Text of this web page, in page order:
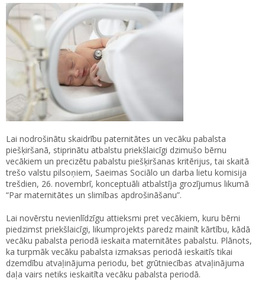
Lai nodrošinātu skaidrību paternitātes un vecāku pabalsta
piešķiršanā, stiprinātu atbalstu priekšlaicīgi dzimušo bērnu
vecākiem un precizētu pabalstu piešķiršanas kritērijus, tai skaitā
trešo valstu pilsoņiem, Saeimas Sociālo un darba lietu komisija
trešdien, 26. novembrī, konceptuāli atbalstīja grozījumus likumā
“Par maternitātes un slimības apdrošināšanu”.
Lai novērstu nevienlīdzīgu attieksmi pret vecākiem, kuru bērni
piedzimst priekšlaicīgi, likumprojekts paredz mainīt kārtību, kādā
vecāku pabalsta periodā ieskaita maternitātes pabalstu. Plānots,
ka turpmāk vecāku pabalsta izmaksas periodā ieskaitīs tikai
dzemdību atvaļinājuma periodu, bet grūtniecības atvaļinājuma
daļa vairs netiks ieskaitīta vecāku pabalsta periodā.